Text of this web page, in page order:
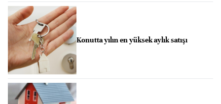
Konutta yılın en yüksek aylık satışı